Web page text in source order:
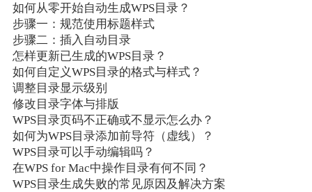
如何从零开始自动生成WPS目录？
步骤一：规范使用标题样式
步骤二：插入自动目录
怎样更新已生成的WPS目录？
如何自定义WPS目录的格式与样式？
调整目录显示级别
修改目录字体与排版
WPS目录页码不正确或不显示怎么办？
如何为WPS目录添加前导符（虚线）？
WPS目录可以手动编辑吗？
在WPS for Mac中操作目录有何不同？
WPS目录生成失败的常见原因及解决方案